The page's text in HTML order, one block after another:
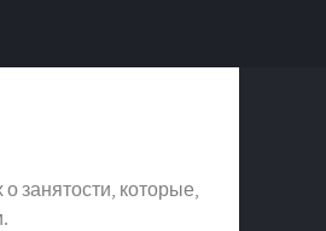
занятости, которые,